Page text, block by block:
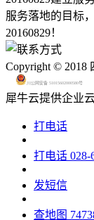
服务落地的目标
20160829！
Copyright © 2018
川公网安备 51015602000580号
犀牛云提供企业
打电话
打电话 028-
发短信
查地图